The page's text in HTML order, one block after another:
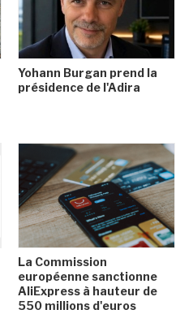
Yohann Burgan prend la
présidence de l'Adira
La Commission
européenne sanctionne
AliExpress à hauteur de
550 millions d'euros